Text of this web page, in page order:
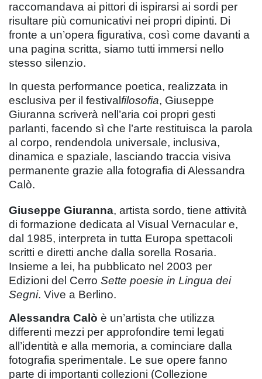
raccomandava ai pittori di ispirarsi ai sordi per
risultare più comunicativi nei propri dipinti. Di
fronte a un’opera figurativa, così come davanti a
una pagina scritta, siamo tutti immersi nello
stesso silenzio.
In questa performance poetica, realizzata in
esclusiva per il festivalfilosofia, Giuseppe
Giuranna scriverà nell’aria coi propri gesti
parlanti, facendo sì che l’arte restituisca la parola
al corpo, rendendola universale, inclusiva,
dinamica e spaziale, lasciando traccia visiva
permanente grazie alla fotografia di Alessandra
Calò.
Giuseppe Giuranna, artista sordo, tiene attività
di formazione dedicata al Visual Vernacular e,
dal 1985, interpreta in tutta Europa spettacoli
scritti e diretti anche dalla sorella Rosaria.
Insieme a lei, ha pubblicato nel 2003 per
Edizioni del Cerro Sette poesie in Lingua dei
Segni. Vive a Berlino.
Alessandra Calò è un’artista che utilizza
differenti mezzi per approfondire temi legati
all’identità e alla memoria, a cominciare dalla
fotografia sperimentale. Le sue opere fanno
parte di importanti collezioni (Collezione